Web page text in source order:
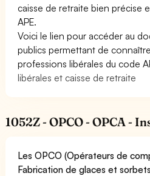
caisse de retraite bien précise
APE.
Voici le lien pour accéder au
publics permettant de
professions libérales du code
libérales et caisse de retraite
1052Z - OPCO - OPCA -
Les OPCO (Opérateurs de
Fabrication de glaces et sorbets